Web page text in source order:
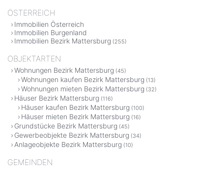
ÖSTERREICH
Immobilien Österreich
Immobilien Burgenland
Immobilien Bezirk Mattersburg (255)
OBJEKTARTEN
Wohnungen Bezirk Mattersburg (45)
Wohnungen kaufen Bezirk Mattersburg (13)
Wohnungen mieten Bezirk Mattersburg (32)
Häuser Bezirk Mattersburg (116)
Häuser kaufen Bezirk Mattersburg (100)
Häuser mieten Bezirk Mattersburg (16)
Grundstücke Bezirk Mattersburg (45)
Gewerbeobjekte Bezirk Mattersburg (34)
Anlageobjekte Bezirk Mattersburg (10)
GEMEINDEN